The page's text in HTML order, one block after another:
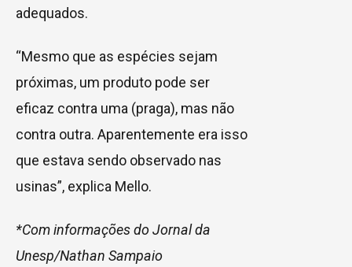
adequados.
“Mesmo que as espécies sejam
próximas, um produto pode ser
eficaz contra uma (praga), mas não
contra outra. Aparentemente era isso
que estava sendo observado nas
usinas”, explica Mello.
*Com informações do Jornal da
Unesp/Nathan Sampaio